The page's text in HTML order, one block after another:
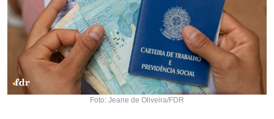
Foto: Jeane de Oliveira/FDR